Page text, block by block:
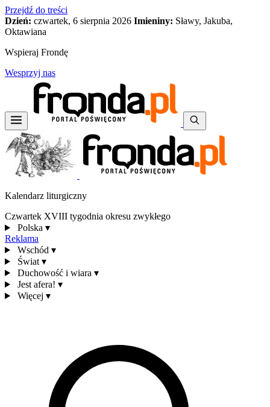
Przejdź do treści
Dzień: czwartek, 6 sierpnia 2026 Imieniny: Sławy, Jakuba,
Oktawiana
Wspieraj Frondę
Wesprzyj nas
Kalendarz liturgiczny
Czwartek XVIII tygodnia okresu zwykłego
Polska ▾
Reklama
Wschód ▾
Świat ▾
Duchowość i wiara ▾
Jest afera! ▾
Więcej ▾